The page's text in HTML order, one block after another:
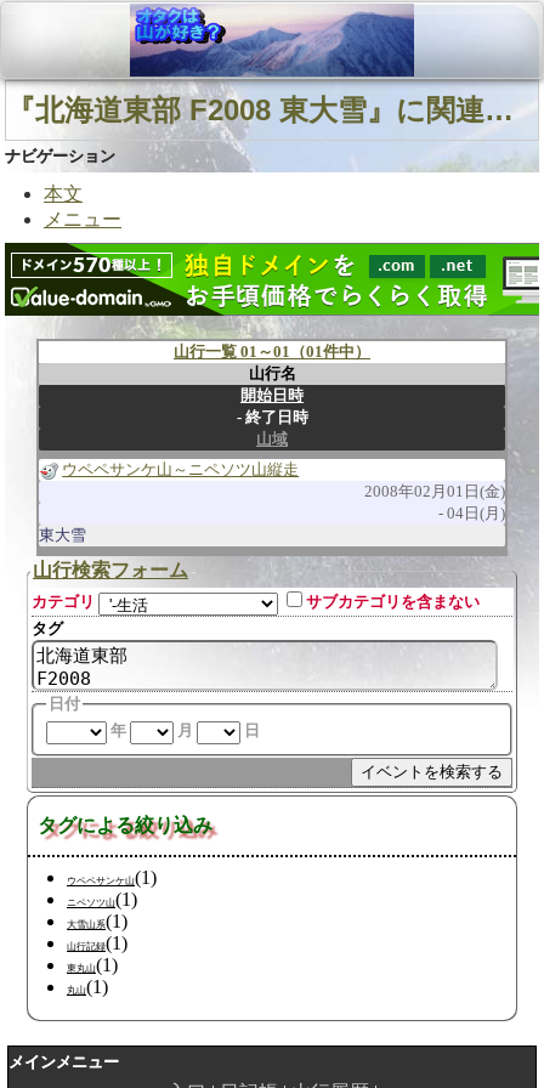
『北海道東部 F2008 東大雪』に関連する山行
ナビゲーション
本文
メニュー
山行一覧 01～01（01件中）
山行名
開始日時
終了日時
山域
ウペペサンケ山～ニペソツ山縦走
2008年02月01日(金)
04日(月)
東大雪
山行検索フォーム
カテゴリ
サブカテゴリを含まない
タグ
日付
年
月 日
タグによる絞り込み
ウペペサンケ山(1)
ニペソツ山(1)
大雪山系(1)
山行記録(1)
東丸山(1)
丸山(1)
メインメニュー